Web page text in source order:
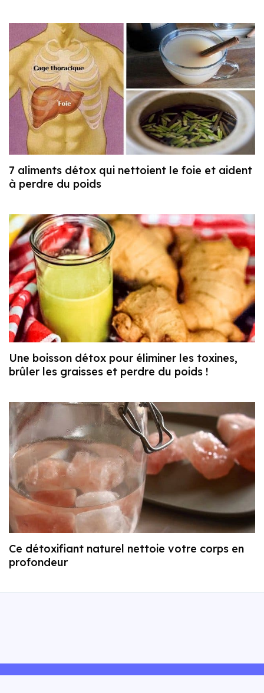
7 aliments détox qui nettoient le foie et aident
à perdre du poids
Une boisson détox pour éliminer les toxines,
brûler les graisses et perdre du poids !
Ce détoxifiant naturel nettoie votre corps en
profondeur